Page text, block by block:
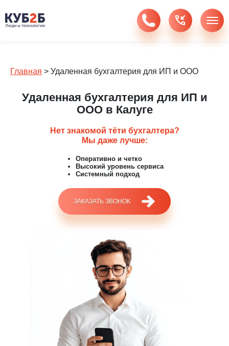
Главная > Удаленная бухгалтерия для ИП и ООО
Удаленная бухгалтерия для ИП и
ООО в Калуге
Нет знакомой тёти бухгалтера?
Мы даже лучше:
Оперативно и четко
Высокий уровень сервиса
Системный подход
ЗАКАЗАТЬ ЗВОНОК